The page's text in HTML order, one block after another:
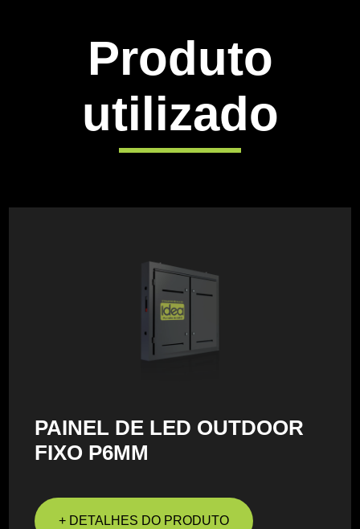
Produto
utilizado
PAINEL DE LED OUTDOOR
FIXO P6MM
+ DETALHES DO PRODUTO